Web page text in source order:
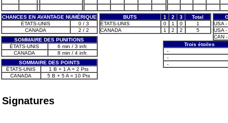
CHANCES EN AVANTAGE NUMÉRIQUE
ÉTATS-UNIS
0 / 3
CANADA
2 / 2
SOMMAIRE DES PUNITIONS
ÉTATS-UNIS
6 min / 3 infr.
CANADA
8 min / 4 infr.
SOMMAIRE DES POINTS
ÉTATS-UNIS
1 B + 1 A = 2 Pts
CANADA
5 B + 5 A = 10 Pts
BUTS 1 2 3
Total
ÉTATS-UNIS
0 1 0
1
CANADA
1 2 2 5
USA
USA
CAN
Trois étoiles
-
-
-
Signatures